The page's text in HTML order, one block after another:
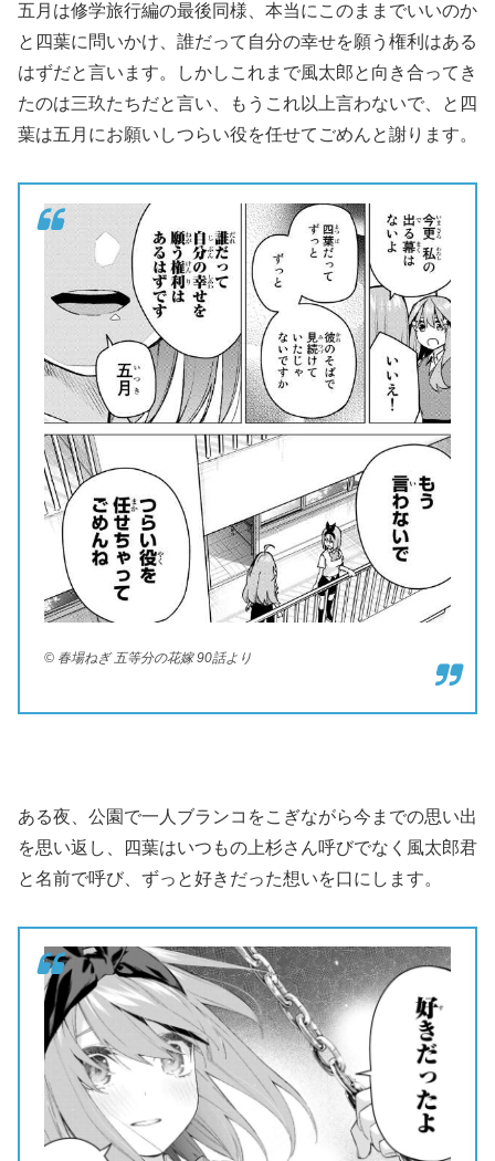
五月は修学旅行編の最後同様、本当にこのままでいいのか
と四葉に問いかけ、誰だって自分の幸せを願う権利はある
はずだと言います。しかしこれまで風太郎と向き合ってき
たのは三玖たちだと言い、もうこれ以上言わないで、と四
葉は五月にお願いしつらい役を任せてごめんと謝ります。
© 春場ねぎ 五等分の花嫁 90話より
ある夜、公園で一人ブランコをこぎながら今までの思い出
を思い返し、四葉はいつもの上杉さん呼びでなく風太郎君
と名前で呼び、ずっと好きだった想いを口にします。